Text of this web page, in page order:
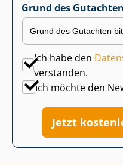
Grund des
Ich habe den
verstanden.
Ich möchte den
Jetzt